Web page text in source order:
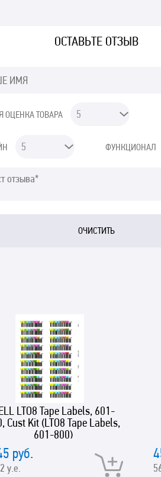
ОСТАВЬТЕ ОТЗЫВ
ОЦЕНКА ТОВАРА
ФУНКЦИОНАЛ
LTO8 Tape Labels, 601-
Cust Kit (LTO8 Tape Labels,
601-800)
руб.
у.е.